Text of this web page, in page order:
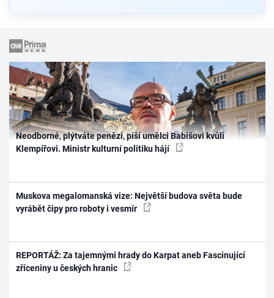
Neodborné, plýtváte penězi, píší umělci Babišovi kvůli
Klempířovi. Ministr kulturní politiku hájí
Muskova megalomanská vize: Největší budova světa bude
vyrábět čipy pro roboty i vesmír
REPORTÁŽ: Za tajemnými hrady do Karpat aneb Fascinující
zříceniny u českých hranic